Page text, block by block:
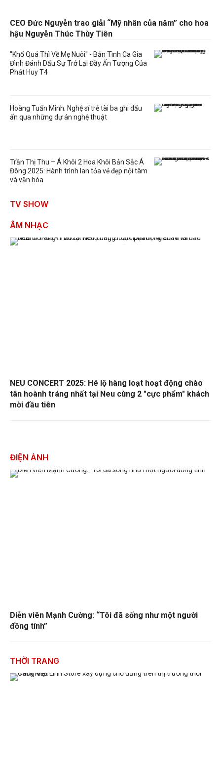
CEO Đức Nguyễn trao giải “Mỹ nhân của năm” cho hoa
hậu Nguyễn Thúc Thùy Tiên
"Khổ Quá Thì Về Mẹ Nuôi" - Bản Tình Ca Gia
Đình Đánh Dấu Sự Trở Lại Đầy Ấn Tượng Của
Phát Huy T4
Hoàng Tuấn Minh: Nghệ sĩ trẻ tài ba ghi dấu
ấn qua những dự án nghệ thuật
Trần Thị Thu – Á Khôi 2 Hoa Khôi Bản Sắc Á
Đông 2025: Hành trình lan tỏa vẻ đẹp nội tâm
và văn hóa
TV SHOW
ÂM NHẠC
NEU CONCERT 2025: Hé lộ hàng loạt hoạt động chào
tân hoành tráng nhất tại Neu cùng 2 "cực phẩm" khách
mời đầu tiên
ĐIỆN ẢNH
Diễn viên Mạnh Cường: “Tôi đã sống như một người
đồng tính”
THỜI TRANG